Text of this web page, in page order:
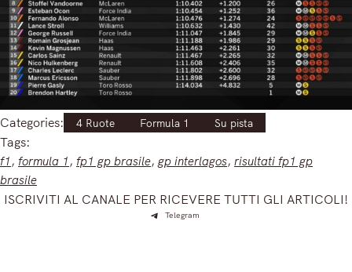
Categories: 4 Ruote Formula 1 Su pista
Tags:
f1 , formula 1 , fp1 gp brasile, gp interlagos, risultati fp1 gp
brasile
ISCRIVITI AL CANALE PER RICEVERE TUTTI GLI ARTICOLI!
Telegram